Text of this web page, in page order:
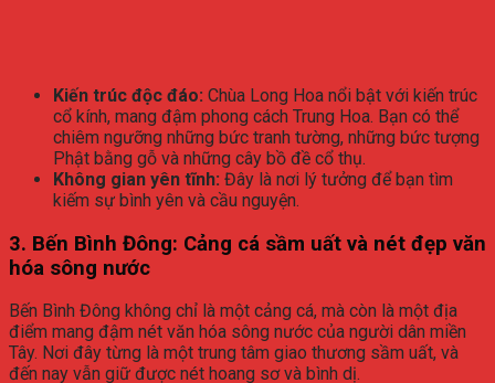
Kiến trúc độc đáo: Chùa Long Hoa nổi bật với kiến trúc
cổ kính, mang đậm phong cách Trung Hoa. Bạn có thể
chiêm ngưỡng những bức tranh tường, những bức tượng
Phật bằng gỗ và những cây bồ đề cổ thụ.
Không gian yên tĩnh: Đây là nơi lý tưởng để bạn tìm
kiếm sự bình yên và cầu nguyện.
3. Bến Bình Đông: Cảng cá sầm uất và nét đẹp văn
hóa sông nước
Bến Bình Đông không chỉ là một cảng cá, mà còn là một địa
điểm mang đậm nét văn hóa sông nước của người dân miền
Tây. Nơi đây từng là một trung tâm giao thương sầm uất, và
đến nay vẫn giữ được nét hoang sơ và bình dị.